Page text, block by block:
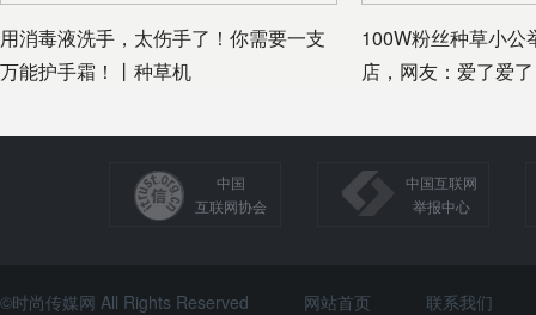
用消毒液洗手，太伤手了！你需要一支
万能护手霜！丨种草机
100W粉丝种草小公
店，网友：爱了爱了
中国
互联网协会
中国互联网
举报中心
©时尚传媒网 All Rights Reserved 网站首页
联系我们